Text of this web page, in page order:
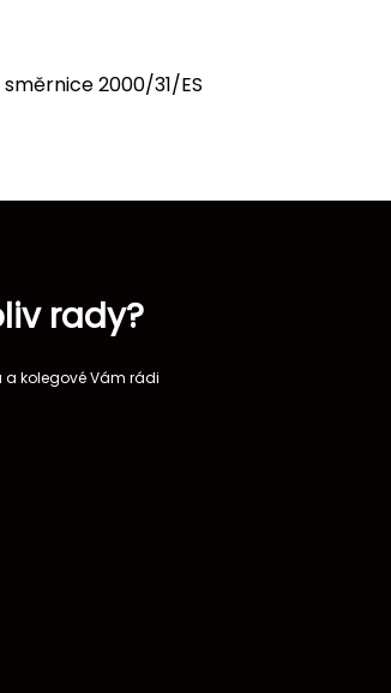
2000/31/ES
rady?
a kolegové Vám rádi